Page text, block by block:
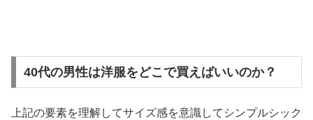
40代の男性は洋服をどこで買えばいいのか？
上記の要素を理解してサイズ感を意識してシンプルシック